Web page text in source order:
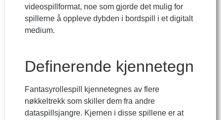
videospillformat, noe som gjorde det mulig for
spillerne å oppleve dybden i bordspill i et digitalt
medium.
Definerende kjennetegn
Fantasyrollespill kjennetegnes av flere
nøkkeltrekk som skiller dem fra andre
dataspillsjangre. Kjernen i disse spillene er at